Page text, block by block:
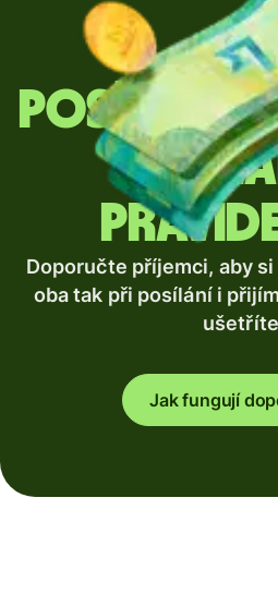
Posíláte
Doporučte příjemci, aby
oba tak při posílání i
Jak fungují